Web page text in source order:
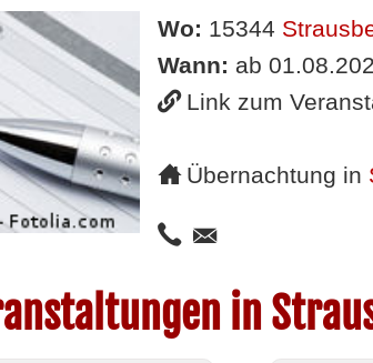
Wo: 15344
Wann: ab
Link zum
Übernachtung in
in